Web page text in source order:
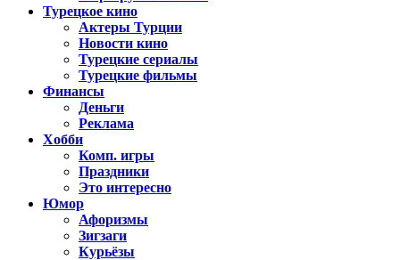
Турецкое кино
Актеры Турции
Новости кино
Турецкие сериалы
Турецкие фильмы
Финансы
Деньги
Реклама
Хобби
Комп. игры
Праздники
Это интересно
Юмор
Афоризмы
Зигзаги
Курьёзы